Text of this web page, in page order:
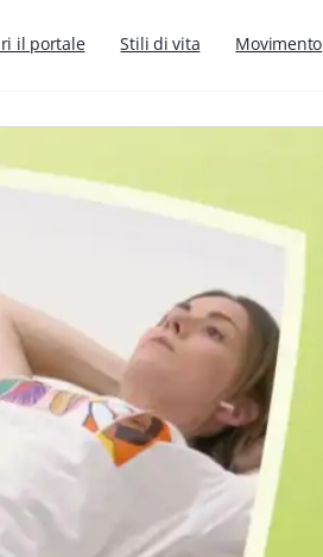
il portale Stili di vita Movimento